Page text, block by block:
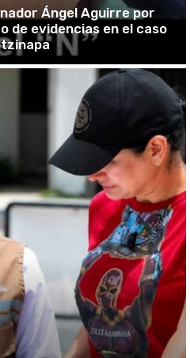
Ángel Aguirre por
de evidencias en el caso